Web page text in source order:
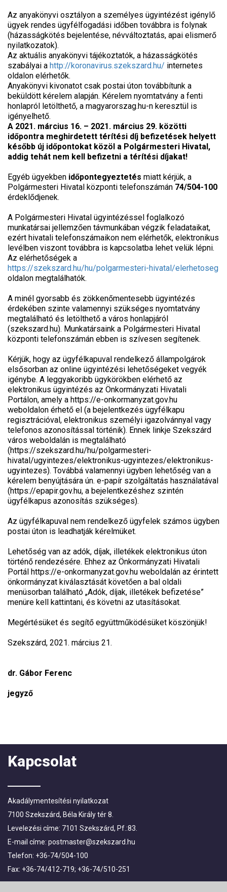
Az anyakönyvi osztályon a személyes ügyintézést igénylő
ügyek rendes ügyfélfogadási időben továbbra is folynak
(házasságkötés bejelentése, névváltoztatás, apai elismerő
nyilatkozatok).
Az aktuális anyakönyvi tájékoztatók, a házasságkötés
szabályai a http://koronavirus.szekszard.hu/ internetes
oldalon elérhetők.
Anyakönyvi kivonatot csak postai úton továbbítunk a
beküldött kérelem alapján. Kérelem nyomtatvány a fenti
honlapról letölthető, a magyarorszag.hu-n keresztül is
igényelhető.
A 2021. március 16. – 2021. március 29. közötti
időpontra meghirdetett térítési díj befizetések helyett
később új időpontokat közöl a Polgármesteri Hivatal,
addig tehát nem kell befizetni a térítési díjakat!
Egyéb ügyekben időpontegyeztetés miatt kérjük, a
Polgármesteri Hivatal központi telefonszámán 74/504-100
érdeklődjenek.
A Polgármesteri Hivatal ügyintézéssel foglalkozó
munkatársai jellemzően távmunkában végzik feladataikat,
ezért hivatali telefonszámaikon nem elérhetők, elektronikus
levélben viszont továbbra is kapcsolatba lehet velük lépni.
Az elérhetőségek a
https://szekszard.hu/hu/polgarmesteri-hivatal/elerhetoseg
oldalon megtalálhatók.
A minél gyorsabb és zökkenőmentesebb ügyintézés
érdekében szinte valamennyi szükséges nyomtatvány
megtalálható és letölthető a város honlapjáról
(szekszard.hu). Munkatársaink a Polgármesteri Hivatal
központi telefonszámán ebben is szívesen segítenek.
Kérjük, hogy az ügyfélkapuval rendelkező állampolgárok
elsősorban az online ügyintézési lehetőségeket vegyék
igénybe. A leggyakoribb ügykörökben elérhető az
elektronikus ügyintézés az Önkormányzati Hivatali
Portálon, amely a https://e-onkormanyzat.gov.hu
weboldalon érhető el (a bejelentkezés ügyfélkapu
regisztrációval, elektronikus személyi igazolvánnyal vagy
telefonos azonosítással történik). Ennek linkje Szekszárd
város weboldalán is megtalálható
(https://szekszard.hu/hu/polgarmesteri-
hivatal/ugyintezes/elektronikus-ugyintezes/elektronikus-
ugyintezes). Továbbá valamennyi ügyben lehetőség van a
kérelem benyújtására ún. e-papír szolgáltatás használatával
(https://epapir.gov.hu, a bejelentkezéshez szintén
ügyfélkapus azonosítás szükséges).
Az ügyfélkapuval nem rendelkező ügyfelek számos ügyben
postai úton is leadhatják kérelmüket.
Lehetőség van az adók, díjak, illetékek elektronikus úton
történő rendezésére. Ehhez az Önkormányzati Hivatali
Portál https://e-onkormanyzat.gov.hu weboldalán az érintett
önkormányzat kiválasztását követően a bal oldali
menüsorban található „Adók, díjak, illetékek befizetése”
menüre kell kattintani, és követni az utasításokat.
Megértésüket és segítő együttműködésüket köszönjük!
Szekszárd, 2021. március 21.
dr. Gábor Ferenc
jegyző
Kapcsolat
Akadálymentesítési nyilatkozat
7100 Szekszárd, Béla Király tér 8.
Levelezési címe: 7101 Szekszárd, Pf.:83.
E-mail címe: postmaster@szekszard.hu
Telefon: +36-74/504-100
Fax: +36-74/412-719; +36-74/510-251